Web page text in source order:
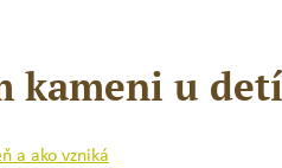
kameni u
a ako vzniká